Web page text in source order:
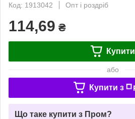
Код: 1913042
Опт і роздріб
114,69 ₴
Купити
або
Купити з
Що таке купити з Пром?